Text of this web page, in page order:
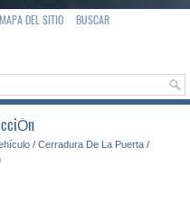
MAPA DEL SITIO BUSCAR
/ Cerradura De La Puerta /